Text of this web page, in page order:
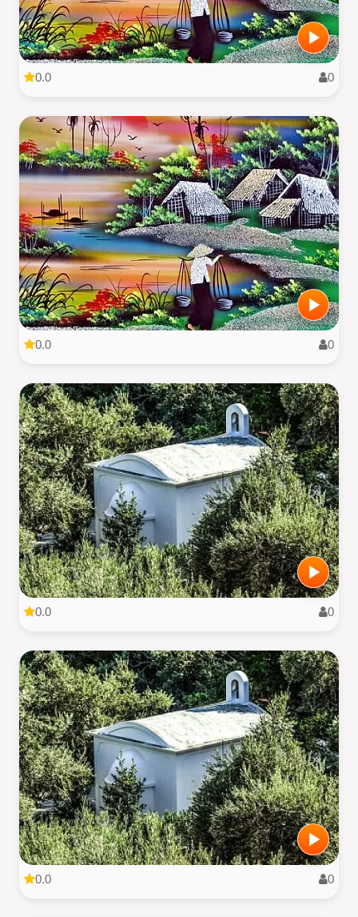
0.0 0
0.0 0
0.0 0
0.0 0